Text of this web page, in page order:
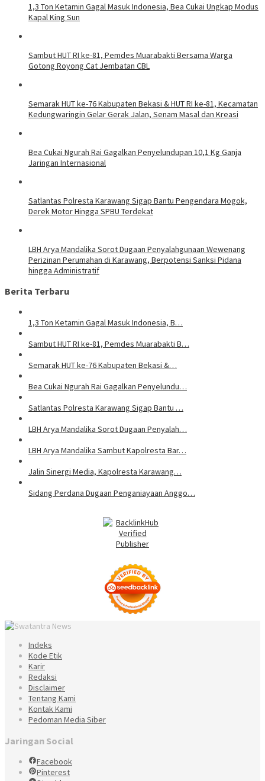
1,3 Ton Ketamin Gagal Masuk Indonesia, Bea Cukai Ungkap Modus
Kapal King Sun
Sambut HUT RI ke-81, Pemdes Muarabakti Bersama Warga
Gotong Royong Cat Jembatan CBL
Semarak HUT ke-76 Kabupaten Bekasi & HUT RI ke-81, Kecamatan
Kedungwaringin Gelar Gerak Jalan, Senam Masal dan Kreasi
Bea Cukai Ngurah Rai Gagalkan Penyelundupan 10,1 Kg Ganja
Jaringan Internasional
Satlantas Polresta Karawang Sigap Bantu Pengendara Mogok,
Derek Motor Hingga SPBU Terdekat
LBH Arya Mandalika Sorot Dugaan Penyalahgunaan Wewenang
Perizinan Perumahan di Karawang, Berpotensi Sanksi Pidana
hingga Administratif
Berita Terbaru
1,3 Ton Ketamin Gagal Masuk Indonesia, B…
Sambut HUT RI ke-81, Pemdes Muarabakti B…
Semarak HUT ke-76 Kabupaten Bekasi &…
Bea Cukai Ngurah Rai Gagalkan Penyelundu…
Satlantas Polresta Karawang Sigap Bantu …
LBH Arya Mandalika Sorot Dugaan Penyalah…
LBH Arya Mandalika Sambut Kapolresta Bar…
Jalin Sinergi Media, Kapolresta Karawang…
Sidang Perdana Dugaan Penganiayaan Anggo…
Indeks
Kode Etik
Karir
Redaksi
Disclaimer
Tentang Kami
Kontak Kami
Pedoman Media Siber
Jaringan Social
Facebook
Pinterest